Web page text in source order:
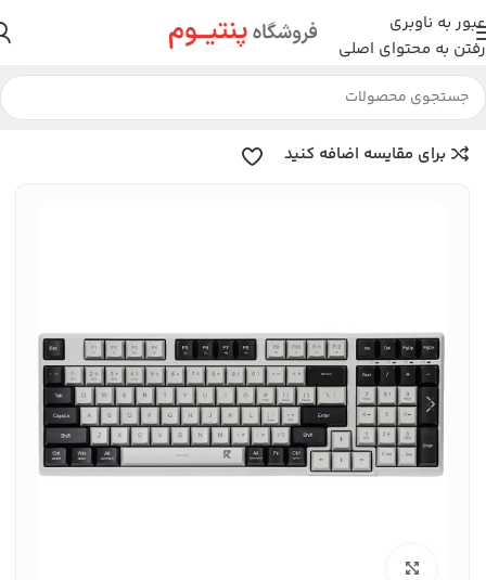
عبور به ناوبری
رفتن به محتوای اصلی
خانه لوازم جانبی کیبورد کیبورد ردراگون
برای مقایسه اضافه کنید